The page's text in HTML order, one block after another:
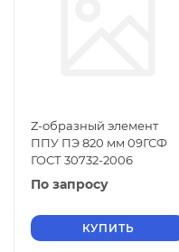
Z-образный элемент
ППУ ПЭ 820 мм 09ГСФ
ГОСТ 30732-2006
По запросу
КУПИТЬ